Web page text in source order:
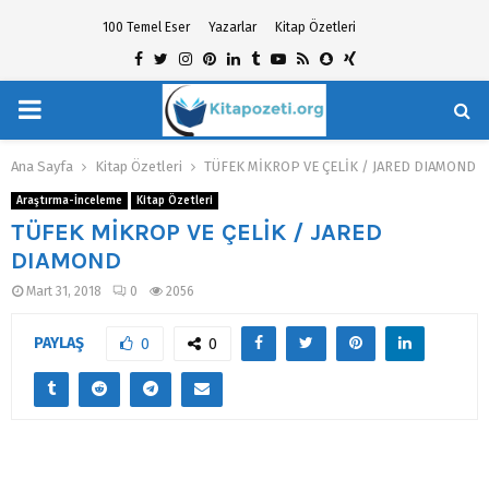
100 Temel Eser Yazarlar Kitap Özetleri
Facebook
TwitterInstagram
Pinterest
Linkedin
TumblrYoutube
RssSnapchat
Xing
PRIMARY
MENU
Ana Sayfa Kitap Özetleri TÜFEK MİKROP VE ÇELİK / JARED DIAMOND
Araştırma-İnceleme Kitap Özetleri
TÜFEK MİKROP VE ÇELİK / JARED
DIAMOND
Mart 31, 2018 0 2056
PAYLAŞ 0 0